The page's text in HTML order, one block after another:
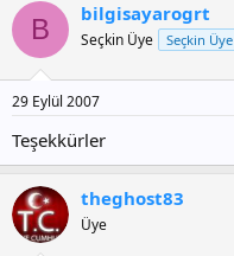
B bilgisayarogrt
Seçkin Üye Seçkin Üye
29 Eylül 2007
Teşekkürler
theghost83
Üye